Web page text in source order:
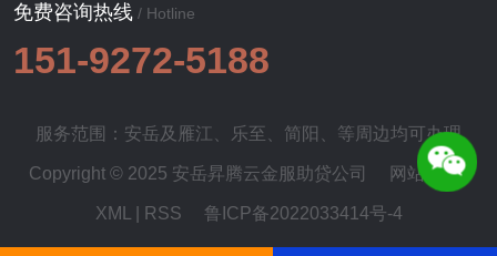
偿还事宜。在完成此项操作之后，银行将会向 ...
免费咨询热线 / Hotline
151-9272-5188
服务范围：安岳及 雁江 乐至 简阳 、等周边均可办理
Copyright © 2025 安岳昇腾云金服助贷公司 网站地图|
XML RSS 鲁ICP备2022033414号-4